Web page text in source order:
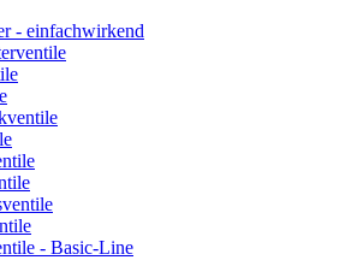
- einfachwirkend
- Basic-Line